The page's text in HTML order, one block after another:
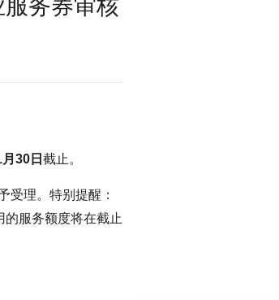
服务券审核
30日 截止。
受理。特别提醒：
的服务额度将在截止